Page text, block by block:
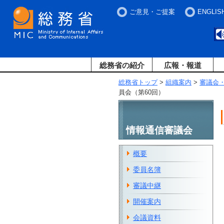
ご意見・ご提案
総務省の紹介 広報・報道
総務省トップ> 組織案内 > 審議会
員会（第60回）
情報通信審議会
概要
委員名簿
審議中継
開催案内
会議資料